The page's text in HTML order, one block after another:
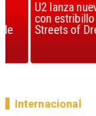
U2 lanza nuevo
con estribillo en
Streets of Dreams
Internacional